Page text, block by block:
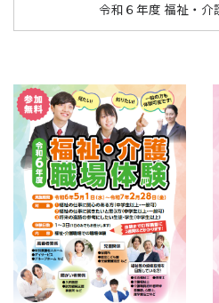
令和６年度 福祉・介